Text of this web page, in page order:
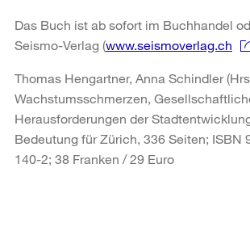
Das Buch ist ab sofort im Buchhandel
Seismo-Verlag (www.seismoverlag.ch
Thomas Hengartner, Anna Schindler
Wachstumsschmerzen,
Herausforderungen der
Bedeutung für Zürich, 336 Seiten; ISBN
140-2; 38 Franken / 29 Euro